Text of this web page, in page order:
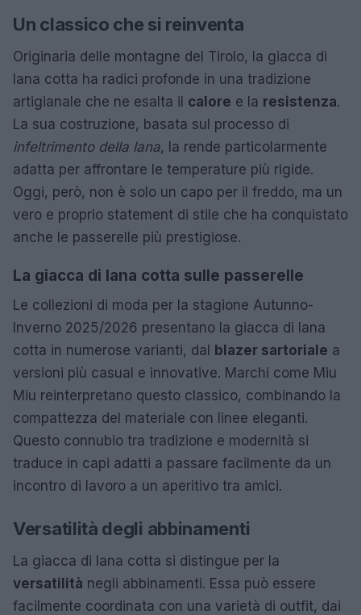
Un classico che si reinventa
Originaria delle montagne del Tirolo, la giacca di
lana cotta ha radici profonde in una tradizione
artigianale che ne esalta il calore e la resistenza.
La sua costruzione, basata sul processo di
infeltrimento della lana, la rende particolarmente
adatta per affrontare le temperature più rigide.
Oggi, però, non è solo un capo per il freddo, ma un
vero e proprio statement di stile che ha conquistato
anche le passerelle più prestigiose.
La giacca di lana cotta sulle passerelle
Le collezioni di moda per la stagione Autunno-
Inverno 2025/2026 presentano la giacca di lana
cotta in numerose varianti, dal blazer sartoriale a
versioni più casual e innovative. Marchi come Miu
Miu reinterpretano questo classico, combinando la
compattezza del materiale con linee eleganti.
Questo connubio tra tradizione e modernità si
traduce in capi adatti a passare facilmente da un
incontro di lavoro a un aperitivo tra amici.
Versatilità degli abbinamenti
La giacca di lana cotta si distingue per la
versatilità negli abbinamenti. Essa può essere
facilmente coordinata con una varietà di outfit, dai